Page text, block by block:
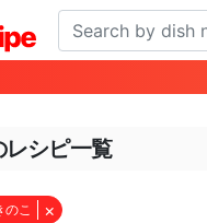
レシピ一覧
のこ ×